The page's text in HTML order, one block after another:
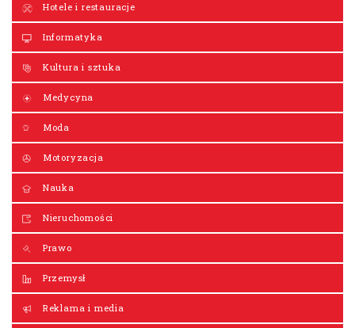
Hotele i restauracje
Informatyka
Kultura i sztuka
Medycyna
Moda
Motoryzacja
Nauka
Nieruchomości
Prawo
Przemysł
Reklama i media